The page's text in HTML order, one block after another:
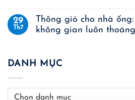
29
Th7
Thông gió cho nhà
không gian luôn
DANH MỤC
Danh